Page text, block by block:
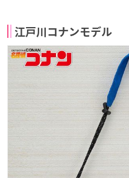
江戸川コナンモデル